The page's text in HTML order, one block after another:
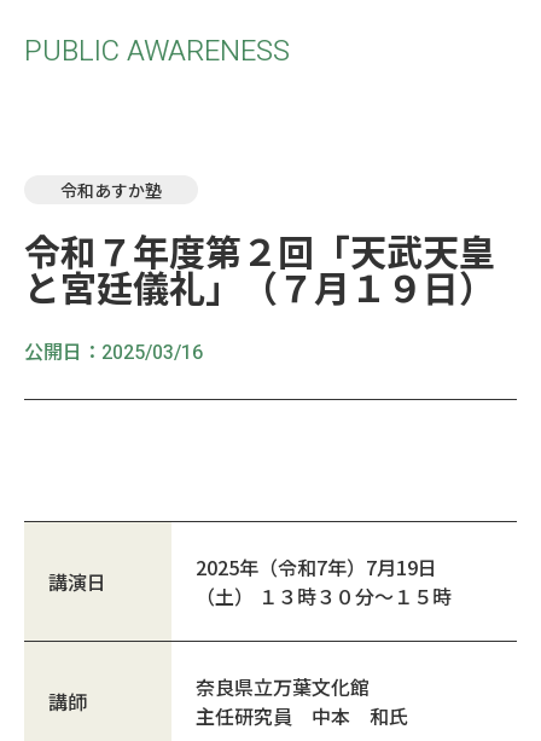
PUBLIC AWARENESS
令和あすか塾
令和７年度第２回「天武天皇
と宮廷儀礼」（７月１９日）
公開日： 2025/03/16
講演日
2025年（令和7年）7月19日
（土） １３時３０分〜１５時
講師
奈良県立万葉文化館
主任研究員 中本 和氏